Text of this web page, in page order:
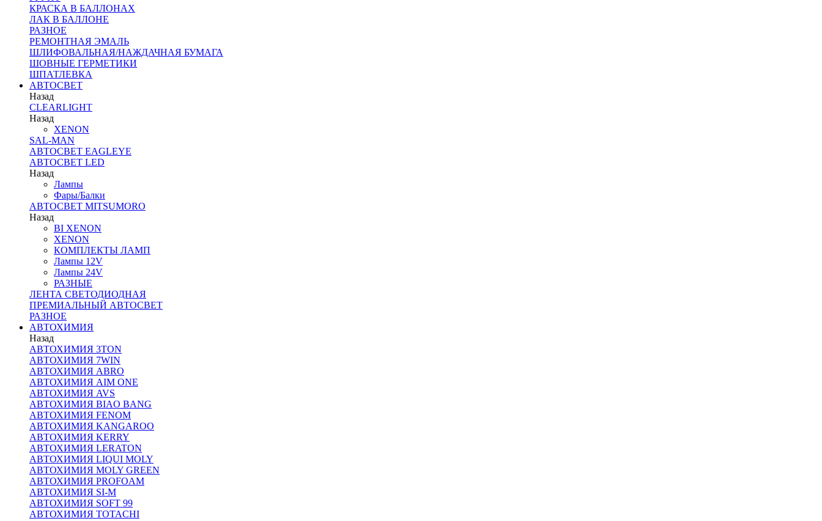
КРАСКА В БАЛЛОНАХ
ЛАК В БАЛЛОНЕ
РАЗНОЕ
РЕМОНТНАЯ ЭМАЛЬ
ШЛИФОВАЛЬНАЯ/НАЖДАЧНАЯ БУМАГА
ШОВНЫЕ ГЕРМЕТИКИ
ШПАТЛЕВКА
АВТОСВЕТ
Назад
CLEARLIGHT
Назад
XENON
SAL-MAN
АВТОСВЕТ EAGLEYE
АВТОСВЕТ LED
Назад
Лампы
Фары/Балки
АВТОСВЕТ MITSUMORO
Назад
BI XENON
XENON
КОМПЛЕКТЫ ЛАМП
Лампы 12V
Лампы 24V
РАЗНЫЕ
ЛЕНТА СВЕТОДИОДНАЯ
ПРЕМИАЛЬНЫЙ АВТОСВЕТ
РАЗНОЕ
АВТОХИМИЯ
Назад
АВТОХИМИЯ 3TON
АВТОХИМИЯ 7WIN
АВТОХИМИЯ ABRO
АВТОХИМИЯ AIM ONE
АВТОХИМИЯ AVS
АВТОХИМИЯ BIAO BANG
АВТОХИМИЯ FENOM
АВТОХИМИЯ KANGAROO
АВТОХИМИЯ KERRY
АВТОХИМИЯ LERATON
АВТОХИМИЯ LIQUI MOLY
АВТОХИМИЯ MOLY GREEN
АВТОХИМИЯ PROFOAM
АВТОХИМИЯ SI-M
АВТОХИМИЯ SOFT 99
АВТОХИМИЯ TOTACHI